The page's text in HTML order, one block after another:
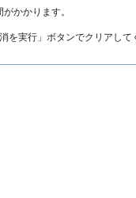
かかります。
を実行」ボタンでクリアして